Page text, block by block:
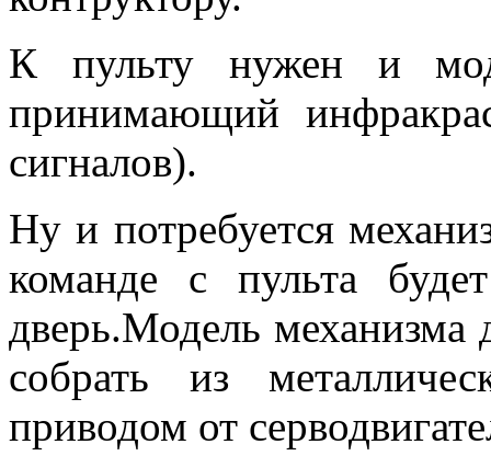
К пульту нужен и
принимающий
сигналов).
Ну и потребуется
команде с пульта
дверь.Модель
собрать из
приводом от